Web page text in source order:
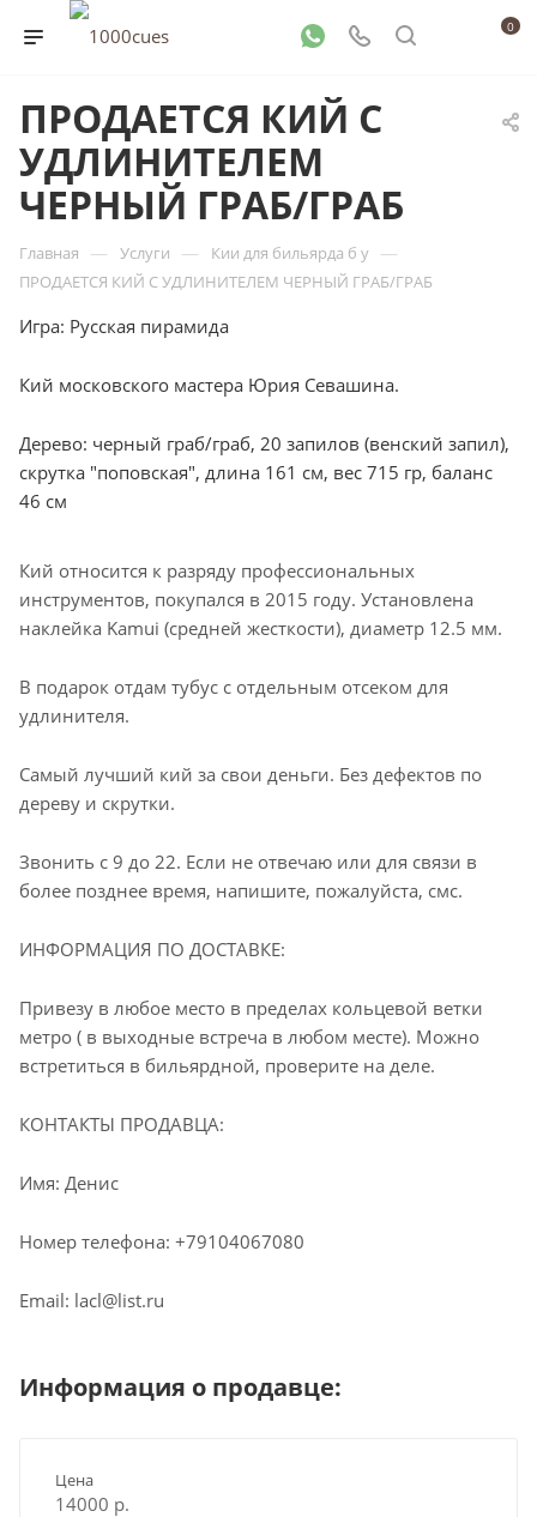
0
ПРОДАЕТСЯ КИЙ С
УДЛИНИТЕЛЕМ
ЧЕРНЫЙ ГРАБ/ГРАБ
Главная — Услуги — Кии для бильярда б у —
ПРОДАЕТСЯ КИЙ С УДЛИНИТЕЛЕМ ЧЕРНЫЙ ГРАБ/ГРАБ
Игра: Русская пирамида
Кий московского мастера Юрия Севашина.
Дерево: черный граб/граб, 20 запилов (венский запил),
скрутка "поповская", длина 161 см, вес 715 гр, баланс
46 см
Кий относится к разряду профессиональных
инструментов, покупался в 2015 году. Установлена
наклейка Kamui (средней жесткости), диаметр 12.5 мм.
В подарок отдам тубус с отдельным отсеком для
удлинителя.
Самый лучший кий за свои деньги. Без дефектов по
дереву и скрутки.
Звонить с 9 до 22. Если не отвечаю или для связи в
более позднее время, напишите, пожалуйста, смс.
ИНФОРМАЦИЯ ПО ДОСТАВКЕ:
Привезу в любое место в пределах кольцевой ветки
метро ( в выходные встреча в любом месте). Можно
встретиться в бильярдной, проверите на деле.
КОНТАКТЫ ПРОДАВЦА:
Имя: Денис
Номер телефона: +79104067080
Email: lacl@list.ru
Информация о продавце:
Цена
14000 р.